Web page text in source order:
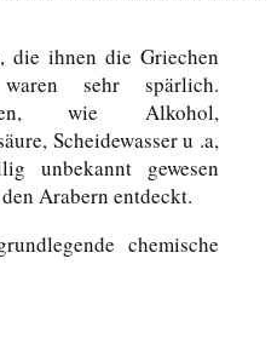
die ihnen die Griechen
sehr spärlich.
wie Alkohol,
Scheidewasser u .a,
unbekannt gewesen
Arabern entdeckt.
chemische